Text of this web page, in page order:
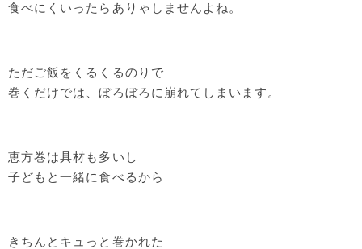
食べにくいったらありゃしませんよね。
ただご飯をくるくるのりで
巻くだけでは、ぼろぼろに崩れてしまいます。
恵方巻は具材も多いし
子どもと一緒に食べるから
きちんとキュっと巻かれた